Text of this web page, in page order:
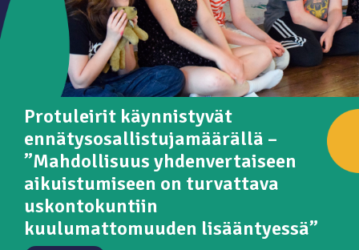
Protuleirit käynnistyvät
ennätysosallistujamäärällä –
”Mahdollisuus yhdenvertaiseen
aikuistumiseen on turvattava
uskontokuntiin
kuulumattomuuden lisääntyessä”